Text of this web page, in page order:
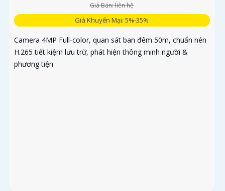
Giá Bán: liên hệ
Giá Khuyến Mại: 5%-35%
Camera 4MP Full-color, quan sát ban đêm 50m, chuẩn nén
H.265 tiết kiệm lưu trữ, phát hiện thông minh người &
phương tiện